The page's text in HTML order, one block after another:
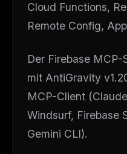
Cloud Functions,
Remote Config,
Der Firebase
mit AntiGravity
MCP-Client
Windsurf, Firebase
Gemini CLI).